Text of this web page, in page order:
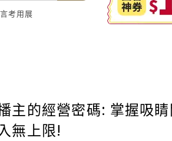
考用展
主的經營密碼: 掌握吸
無上限!